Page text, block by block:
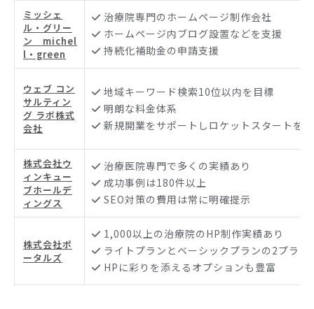
ミッシェ
ル・グリー
ン michel
l・green
治療院専門のホームページ制作会社
ホームページ内ブログ設置などを支援
持続化補助金の申請支援
ウェブ コン
サルティン
グ ラボ株式
会社
地域キーワード検索10位以内を目標
明朗な料金体系
新規開業をサポートしロケットスタートを
株式会社ウ
ィンキュー
ブホールデ
ィングス
治療医院専門で多くの実績あり
成功事例は180件以上
SEO対策の費用は常に明確提示
株式会社ポ
ータルズ
1,000以上の治療院のHP制作実績あり
ライトプランとベーシックプランの2プラン
HPに彩りを添えるオプションも豊富